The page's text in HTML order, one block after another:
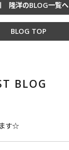
隆洋のBLOG一覧へ
BLOG TOP
BLOG
す☆